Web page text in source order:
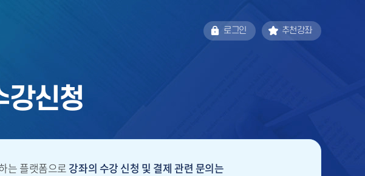
로그인 추천강좌
강신청
는 플랫폼으로 강좌의 수강 신청 및 결제 관련 문의는